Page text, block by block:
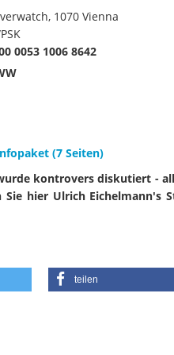
1070 Vienna
0053 1006 8642
(7 Seiten)
kontrovers diskutiert -
Sie hier Ulrich Eichelmann's
teilen